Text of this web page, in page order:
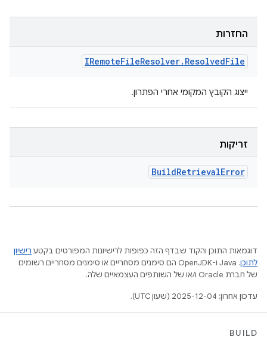
החזרות
IRemoteFileResolver. ResolvedFile
ייצוג הקובץ המקומי אחרי הפתרון.
זריקות
BuildRetrievalError
דוגמאות התוכן והקוד שבדף הזה כפופות לרישיונות המפורטים בקטע רישיון
לתוכן
.‏ Java ו-OpenJDK הם סימנים מסחריים או סימנים מסחריים רשומים
של חברת Oracle ו/או של השותפים העצמאיים שלה.
עדכון אחרון: 2025-12-04 (שעון UTC).
BUILD